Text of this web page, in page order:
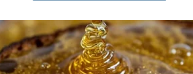
houver risco de derramar, coloque o bicarbonato
o pote com um pedaço de tule preso por elástico.
efeito se mantém ativo?